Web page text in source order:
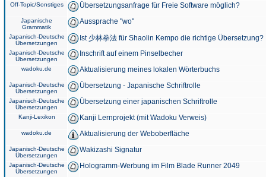
Off-Topic/Sonstiges Übersetzungsanfrage für Freie Software möglich?
Japanische
Grammatik
Aussprache "wo"
Japanisch-Deutsche
Übersetzungen
Ist 少林拳法 für Shaolin Kempo die richtige Übersetzung?
Japanisch-Deutsche
Übersetzungen
Inschrift auf einem Pinselbecher
wadoku.de Aktualisierung meines lokalen Wörterbuchs
Japanisch-Deutsche
Übersetzungen
Übersetzung - Japanische Schriftrolle
Japanisch-Deutsche
Übersetzungen
Übersetzung einer japanischen Schriftrolle
Kanji-Lexikon Kanji Lernprojekt (mit Wadoku Verweis)
wadoku.de Aktualisierung der Weboberfläche
Japanisch-Deutsche
Übersetzungen
Wakizashi Signatur
Japanisch-Deutsche
Übersetzungen
Hologramm-Werbung im Film Blade Runner 2049